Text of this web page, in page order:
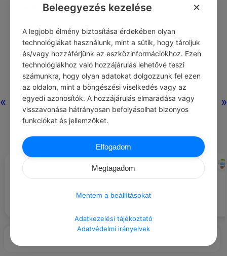
« »
#AJÁNLOTT NAPI
JÓCSELEKEDET
CHATGPT
A gyermekek tiszta és őszinte
Beleegyezés kezelése ×
A legjobb élmény biztosítása érdekében olyan
technológiákat használunk, mint a sütik, hogy tároljuk
és/vagy hozzáférjünk az eszközinformációkhoz. Ezen
technológiákhoz való hozzájárulás lehetővé teszi
számunkra, hogy olyan adatokat dolgozzunk fel ezen
az oldalon, mint a böngészési viselkedés vagy az
egyedi azonosítók. A hozzájárulás elmaradása vagy
visszavonása hátrányosan befolyásolhat bizonyos
funkciókat és jellemzőket.
Elfogadom
Megtagadom
Mentem a beállításokat
Adatkezelési tájékoztató
Adatvédelmi irányelvek